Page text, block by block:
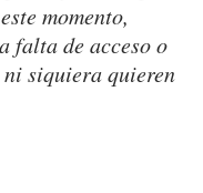
momento,
falta de acceso o
siquiera quieren